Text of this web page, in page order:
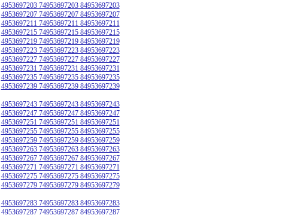
4953697203 74953697203 84953697203
4953697207 74953697207 84953697207
4953697211 74953697211 84953697211
4953697215 74953697215 84953697215
4953697219 74953697219 84953697219
4953697223 74953697223 84953697223
4953697227 74953697227 84953697227
4953697231 74953697231 84953697231
4953697235 74953697235 84953697235
4953697239 74953697239 84953697239
4953697243 74953697243 84953697243
4953697247 74953697247 84953697247
4953697251 74953697251 84953697251
4953697255 74953697255 84953697255
4953697259 74953697259 84953697259
4953697263 74953697263 84953697263
4953697267 74953697267 84953697267
4953697271 74953697271 84953697271
4953697275 74953697275 84953697275
4953697279 74953697279 84953697279
4953697283 74953697283 84953697283
4953697287 74953697287 84953697287